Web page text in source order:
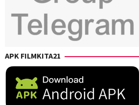
APK FILMKITA21